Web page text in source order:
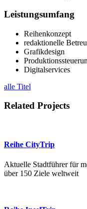
Leistungsumfang
Reihenkonzept
redaktionelle
Grafikdesign
Digitalservices
alle Titel
Related Projects
Reihe CityTrip
Aktuelle Stadtführer für
über 150 Ziele weltweit